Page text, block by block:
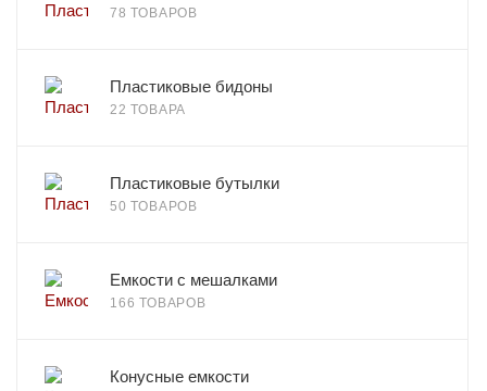
78 ТОВАРОВ
Пластиковые бидоны
22 ТОВАРА
Пластиковые бутылки
50 ТОВАРОВ
Емкости с мешалками
166 ТОВАРОВ
Конусные емкости